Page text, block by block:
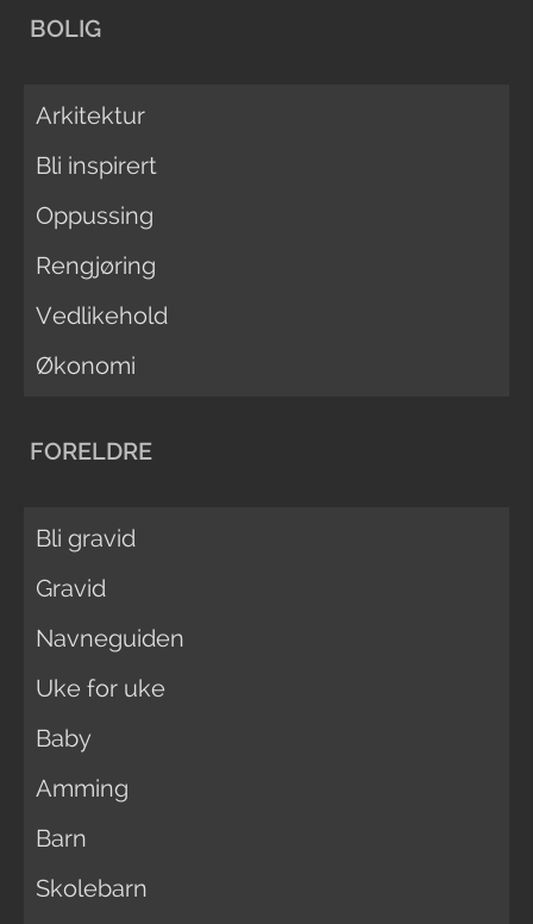
BOLIG
Arkitektur
Bli inspirert
Oppussing
Rengjøring
Vedlikehold
Økonomi
FORELDRE
Bli gravid
Gravid
Navneguiden
Uke for uke
Baby
Amming
Barn
Skolebarn